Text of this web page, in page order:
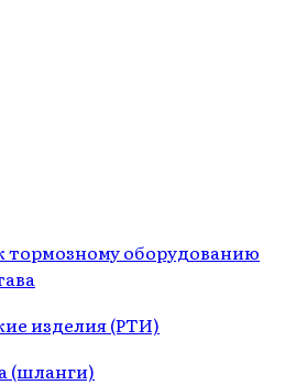
тормозному оборудованию
изделия (РТИ)
(шланги)